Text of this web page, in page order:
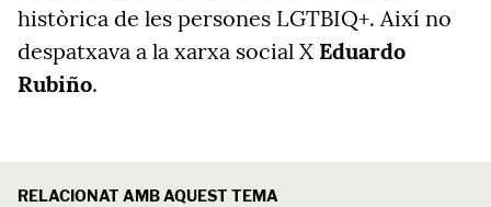
històrica de les persones LGTBIQ+. Així no
despatxava a la xarxa social X Eduardo
Rubiño.
RELACIONAT AMB AQUEST TEMA